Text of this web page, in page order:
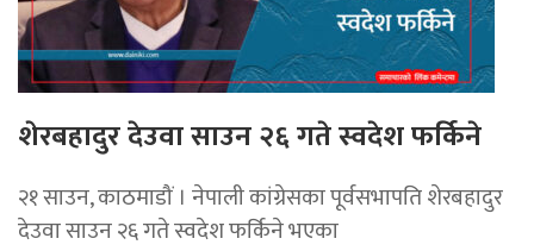
शेरबहादुर देउवा साउन २६ गते स्वदेश फर्किने
२१ साउन, काठमाडौं । नेपाली कांग्रेसका पूर्वसभापति शेरबहादुर
देउवा साउन २६ गते स्वदेश फर्किने भएका